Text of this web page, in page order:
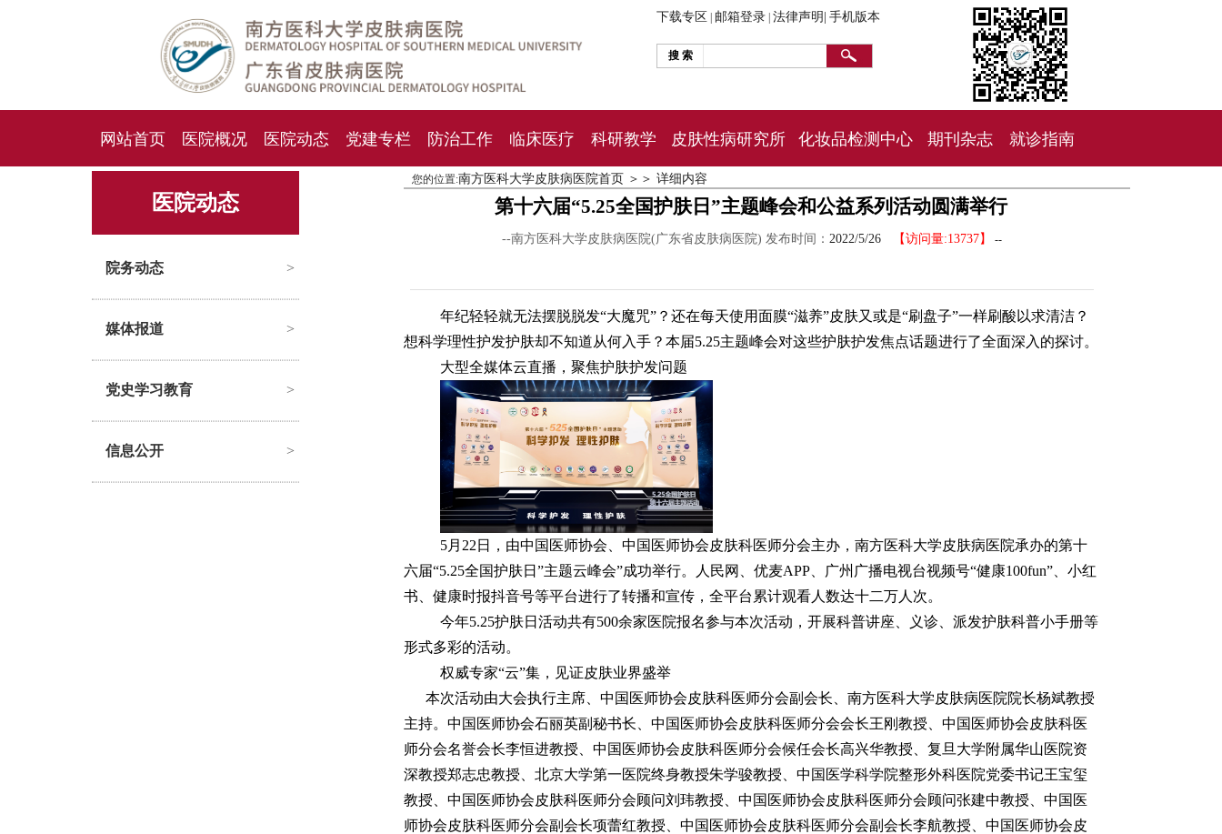
下载专区 邮箱登录 法律声明| 手机版本
搜 索
网站首页 医院概况 医院动态 党建专栏 防治工作 临床医疗 科研教学 皮肤性病研究所 化妆品检测中心 期刊杂志 就诊指南
人才招聘 招标采购
医院动态
院务动态 >
媒体报道 >
党史学习教育 >
信息公开 >
您的位置:南方医科大学皮肤病医院首页 ＞＞ 详细内容
第十六届“5.25全国护肤日”主题峰会和公益系列活动圆满举行
--南方医科大学皮肤病医院(广东省皮肤病医院) 发布时间：2022/5/26 【访问量:13737】 --
年纪轻轻就无法摆脱脱发“大魔咒”？还在每天使用面膜“滋养”皮肤又或是“刷盘子”一样刷酸以求清洁？
想科学理性护发护肤却不知道从何入手？本届5.25主题峰会对这些护肤护发焦点话题进行了全面深入的探讨。
大型全媒体云直播，聚焦护肤护发问题
5月22日，由中国医师协会、中国医师协会皮肤科医师分会主办，南方医科大学皮肤病医院承办的第十
六届“5.25全国护肤日”主题云峰会”成功举行。人民网、优麦APP、广州广播电视台视频号“健康100fun”、小红
书、健康时报抖音号等平台进行了转播和宣传，全平台累计观看人数达十二万人次。
今年5.25护肤日活动共有500余家医院报名参与本次活动，开展科普讲座、义诊、派发护肤科普小手册等
形式多彩的活动。
权威专家“云”集，见证皮肤业界盛举
本次活动由大会执行主席、中国医师协会皮肤科医师分会副会长、南方医科大学皮肤病医院院长杨斌教授
主持。中国医师协会石丽英副秘书长、中国医师协会皮肤科医师分会会长王刚教授、中国医师协会皮肤科医
师分会名誉会长李恒进教授、中国医师协会皮肤科医师分会候任会长高兴华教授、复旦大学附属华山医院资
深教授郑志忠教授、北京大学第一医院终身教授朱学骏教授、中国医学科学院整形外科医院党委书记王宝玺
教授、中国医师协会皮肤科医师分会顾问刘玮教授、中国医师协会皮肤科医师分会顾问张建中教授、中国医
师协会皮肤科医师分会副会长项蕾红教授、中国医师协会皮肤科医师分会副会长李航教授、中国医师协会皮